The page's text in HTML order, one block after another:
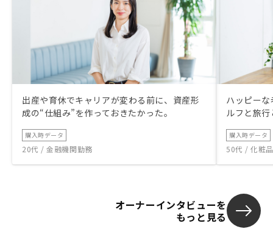
出産や育休でキャリアが変わる前に、資産形
成の“仕組み”を作っておきたかった。
購入時データ
20代 / 金融機関勤務
ハッピー
ルフと旅
購入時データ
50代 / 化粧
オーナーインタビューを
もっと見る